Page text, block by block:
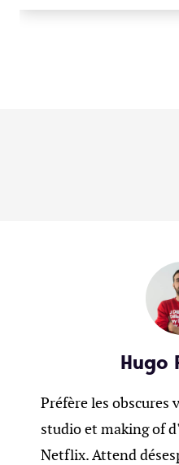
Hugo
Préfère les obscures
studio et making of
Netflix. Attend